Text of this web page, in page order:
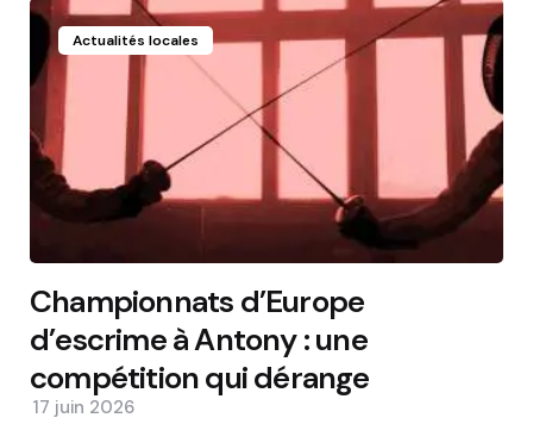
Actualités locales
Championnats d’Europe
d’escrime à Antony : une
compétition qui dérange
17 juin 2026